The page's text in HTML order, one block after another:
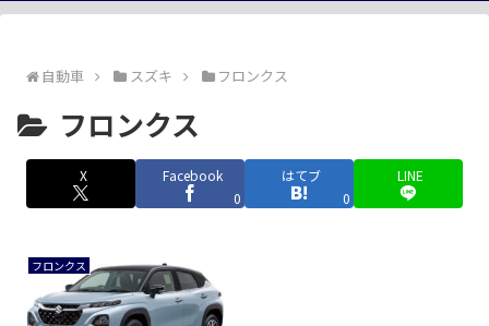
自動車 スズキ フロンクス
フロンクス
X
Facebook
0
はてブ
0
LINE
フロンクス